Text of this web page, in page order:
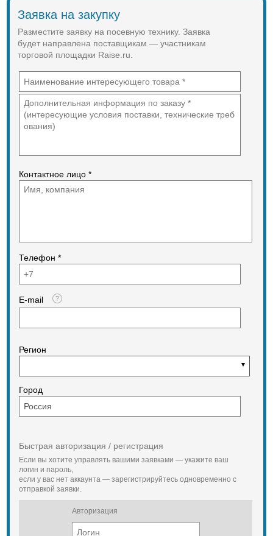
вентилятора, могут смещаться по
раме, сниматься.
Технические характеристики
сеялки СПП-8:
Глубина обработки почвы 2-12
Ширина работы, м. 4,2-5,6
Ширина междурядья, см 45-70
Количество секций, шт. 6-8
зерновые сеялки СЗ-3,6,
другое сельхозоборудование.
обслуживание и доставку в любую
Заявка на закупку
Разместите заявку на посевную технику. Заявка
будет направлена поставщикам — участникам
торговой площадки Raise.ru.
Контактное лицо *
Телефон *
E-mail
Регион
Город
Быстрая авторизация / регистрация
Если вы хотите управлять вашими заявками — укажите ваш
логин и пароль,
если у вас нет аккаунта — зарегистрируйтесь одновременно с
отправкой заявки.
Авторизация